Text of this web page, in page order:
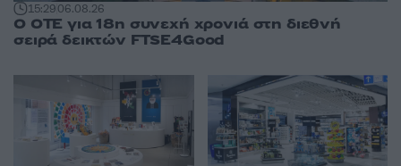
15:2906.08.26
Ο ΟΤΕ για 18η συνεχή χρονιά στη διεθνή
σειρά δεικτών FTSE4Good